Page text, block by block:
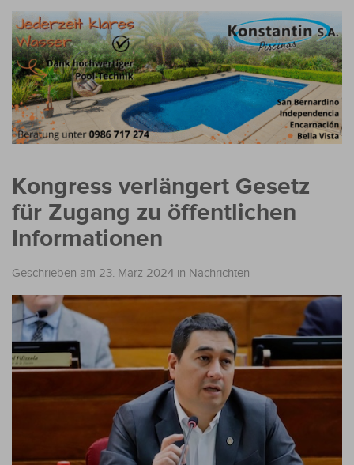
Kongress verlängert Gesetz
für Zugang zu öffentlichen
Informationen
Geschrieben am 23. März 2024 in Nachrichten